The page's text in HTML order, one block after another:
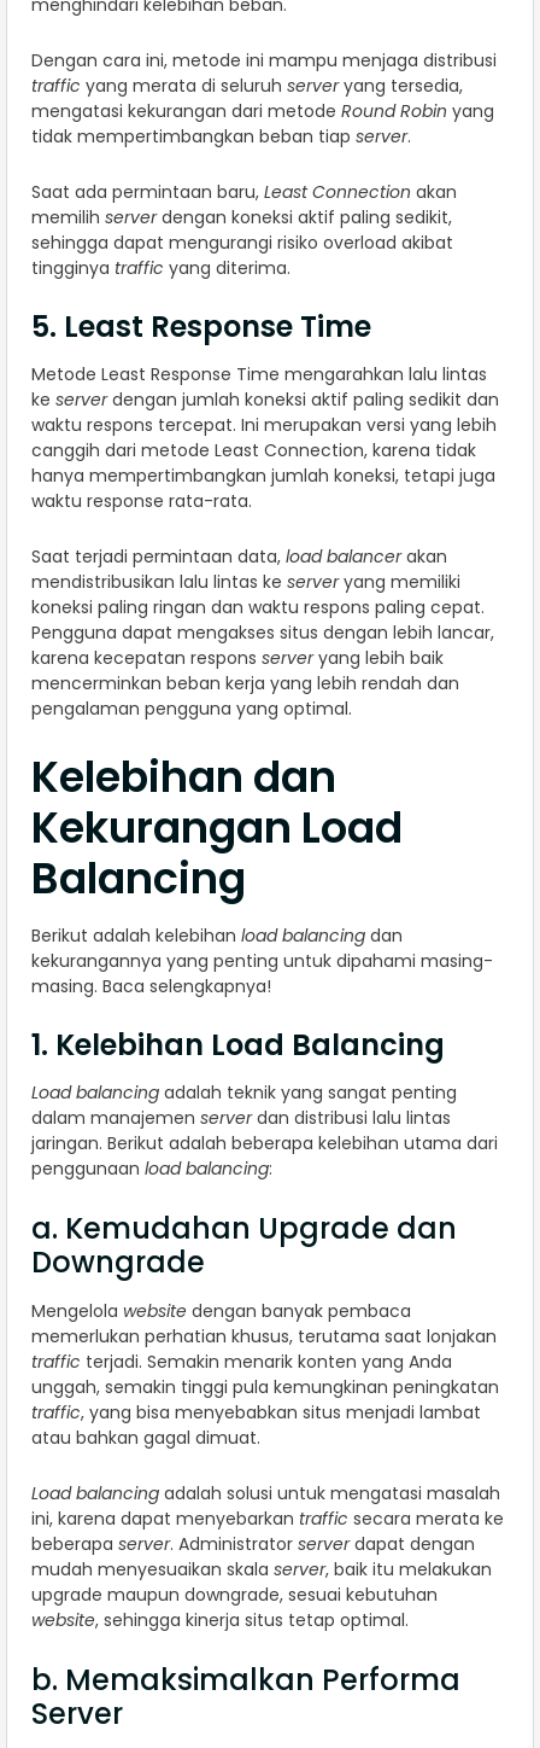
Dengan cara ini, metode ini mampu menjaga distribusi
traffic yang merata di seluruh serveryang tersedia,
mengatasi kekurangan dari metode Round Robin yang
tidak mempertimbangkan beban tiap server.
Saat ada permintaan baru, Least Connection akan
memilih serverdengan koneksi aktif paling sedikit,
sehingga dapat mengurangi risiko overload akibat
tingginya traffic yang diterima.
5. Least Response Time
Metode Least Response Time mengarahkan lalu lintas
ke serverdengan jumlah koneksi aktif paling sedikit dan
waktu respons tercepat. Ini merupakan versi yang lebih
canggih dari metode Least Connection, karena tidak
hanya mempertimbangkan jumlah koneksi, tetapi juga
waktu response rata-rata.
Saat terjadi permintaan data, load balancerakan
mendistribusikan lalu lintas ke serveryang memiliki
koneksi paling ringan dan waktu respons paling cepat.
Pengguna dapat mengakses situs dengan lebih lancar,
karena kecepatan respons serveryang lebih baik
mencerminkan beban kerja yang lebih rendah dan
pengalaman pengguna yang optimal.
Kelebihan dan
Kekurangan Load
Balancing
Berikut adalah kelebihan load balancing dan
kekurangannya yang penting untuk dipahami masing-
masing. Baca selengkapnya!
1. Kelebihan Load Balancing
Load balancing adalah teknik yang sangat penting
dalam manajemen serverdan distribusi lalu lintas
jaringan. Berikut adalah beberapa kelebihan utama dari
penggunaan load balancing:
a. Kemudahan Upgrade dan
Downgrade
Mengelola website dengan banyak pembaca
memerlukan perhatian khusus, terutama saat lonjakan
traffic terjadi. Semakin menarik konten yang Anda
unggah, semakin tinggi pula kemungkinan peningkatan
traffic, yang bisa menyebabkan situs menjadi lambat
atau bahkan gagal dimuat.
Load balancing adalah solusi untuk mengatasi masalah
ini, karena dapat menyebarkan traffic secara merata ke
beberapa server. Administrator serverdapat dengan
mudah menyesuaikan skala server, baik itu melakukan
upgrade maupun downgrade, sesuai kebutuhan
website, sehingga kinerja situs tetap optimal.
b. Memaksimalkan Performa
Server